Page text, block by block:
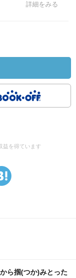
詳細をみる
益を得ています
ら掴(つか)みとった